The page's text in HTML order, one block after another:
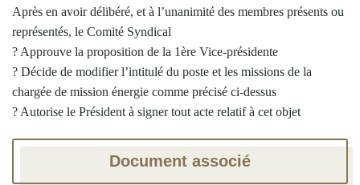
Après en avoir délibéré, et à l’unanimité des membres présents ou
représentés, le Comité Syndical
? Approuve la proposition de la 1ère Vice-présidente
? Décide de modifier l’intitulé du poste et les missions de la
chargée de mission énergie comme précisé ci-dessus
? Autorise le Président à signer tout acte relatif à cet objet
Document associé